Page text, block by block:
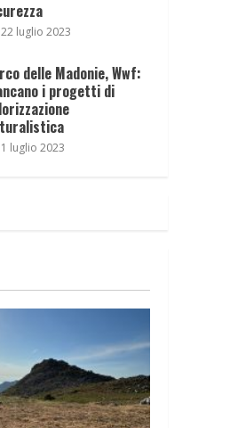
22 luglio 2023
delle Madonie, Wwf:
i progetti di
1 luglio 2023